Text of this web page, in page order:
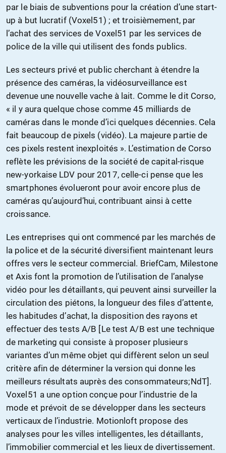
par le biais de subventions pour la création d’une start-
up à but lucratif (Voxel51) ; et troisièmement, par
l’achat des services de Voxel51 par les services de
police de la ville qui utilisent des fonds publics.
Les secteurs privé et public cherchant à étendre la
présence des caméras, la vidéosurveillance est
devenue une nouvelle vache à lait. Comme le dit Corso,
« il y aura quelque chose comme 45 milliards de
caméras dans le monde d’ici quelques décennies. Cela
fait beaucoup de pixels (vidéo). La majeure partie de
ces pixels restent inexploités ». L’estimation de Corso
reflète les prévisions de la société de capital-risque
new-yorkaise LDV pour 2017, celle-ci pense que les
smartphones évolueront pour avoir encore plus de
caméras qu’aujourd’hui, contribuant ainsi à cette
croissance.
Les entreprises qui ont commencé par les marchés de
la police et de la sécurité diversifient maintenant leurs
offres vers le secteur commercial. BriefCam, Milestone
et Axis font la promotion de l’utilisation de l’analyse
vidéo pour les détaillants, qui peuvent ainsi surveiller la
circulation des piétons, la longueur des files d’attente,
les habitudes d’achat, la disposition des rayons et
effectuer des tests A/B [Le test A/B est une technique
de marketing qui consiste à proposer plusieurs
variantes d’un même objet qui diffèrent selon un seul
critère afin de déterminer la version qui donne les
meilleurs résultats auprès des consommateurs;NdT].
Voxel51 a une option conçue pour l’industrie de la
mode et prévoit de se développer dans les secteurs
verticaux de l’industrie. Motionloft propose des
analyses pour les villes intelligentes, les détaillants,
l’immobilier commercial et les lieux de divertissement.